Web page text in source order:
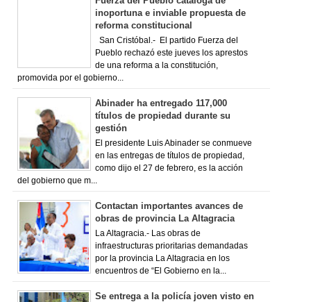
inoportuna e inviable propuesta de
reforma constitucional
San Cristóbal.- El partido Fuerza del
Pueblo rechazó este jueves los aprestos
de una reforma a la constitución,
promovida por el gobierno...
Abinader ha entregado 117,000
títulos de propiedad durante su
gestión
El presidente Luis Abinader se conmueve
en las entregas de títulos de propiedad,
como dijo el 27 de febrero, es la acción
del gobierno que m...
Contactan importantes avances de
obras de provincia La Altagracia
La Altagracia.- Las obras de
infraestructuras prioritarias demandadas
por la provincia La Altagracia en los
encuentros de “El Gobierno en la...
Se entrega a la policía joven visto en